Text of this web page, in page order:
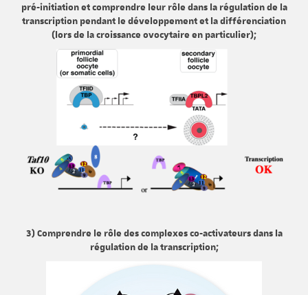
pré-initiation et comprendre leur rôle dans la régulation de la
transcription pendant le développement et la différenciation
(lors de la croissance ovocytaire en particulier);
3) Comprendre le rôle des complexes co-activateurs dans la
régulation de la transcription;